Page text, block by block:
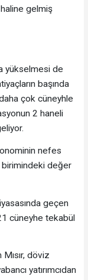
gelmiş
yükselmesi de
başında
çok cüneyhle
2 haneli
nefes
birimindeki değer
geçen
cüneyhe tekabül
döviz
yatırımcıdan